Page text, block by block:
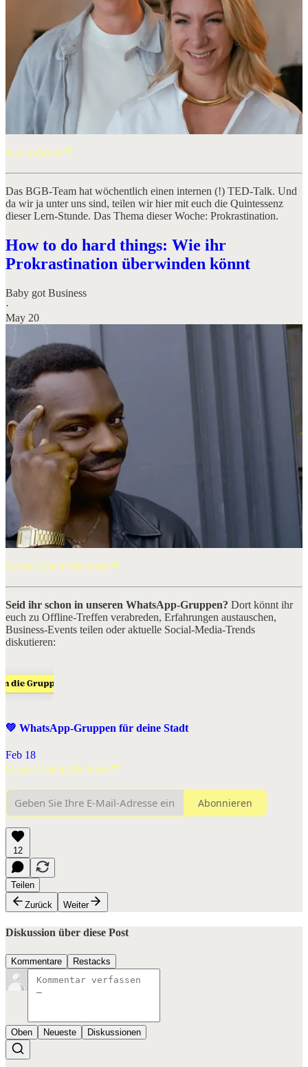
Jetzt anhören
Das BGB-Team hat wöchentlich einen internen (!) TED-Talk. Und
da wir ja unter uns sind, teilen wir hier mit euch die Quintessenz
dieser Lern-Stunde. Das Thema dieser Woche: Prokrastination.
How to do hard things: Wie ihr
Prokrastination überwinden könnt
Baby got Business
·
May 20
Ganze Geschichte lesen
Seid ihr schon in unseren WhatsApp-Gruppen? Dort könnt ihr
euch zu Offline-Treffen verabreden, Erfahrungen austauschen,
Business-Events teilen oder aktuelle Social-Media-Trends
diskutieren:
💚 WhatsApp-Gruppen für deine Stadt
Feb 18
Ganze Geschichte lesen
Abonnieren
12
Teilen
Zurück
Weiter
Diskussion über diese Post
Kommentare Restacks
Oben Neueste Diskussionen